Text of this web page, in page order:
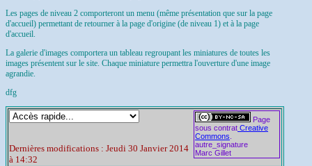
Les pages de niveau 2 comporteront un menu (même présentation que sur la page
d'accueil) permettant de retourner à la page d'origine (de niveau 1) et à la page
d'accueil.
La galerie d'images comportera un tableau regroupant les miniatures de toutes les
images présentent sur le site. Chaque miniature permettra l'ouverture d'une image
agrandie.
dfg
Page
sous contrat Creative
Commons
autre_signature
Marc Gillet
Dernières modifications : Jeudi 30 Janvier 2014
à 14:32